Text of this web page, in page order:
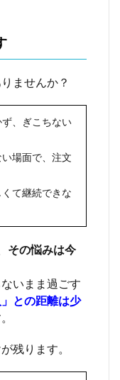
ませんか？
、ぎこちない
場面で、注文
て継続できな
その悩みは今
いまま過ごす
との距離は少
残ります。